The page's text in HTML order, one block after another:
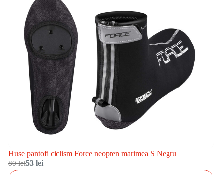
Huse pantofi ciclism Force neopren marimea S Negru
80 lei53 lei